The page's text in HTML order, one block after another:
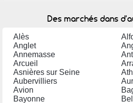
Des marchés dans
Alès
Anglet
Annemasse
Arcueil
Asnières sur Seine
Aubervilliers
Avion
Bayonne